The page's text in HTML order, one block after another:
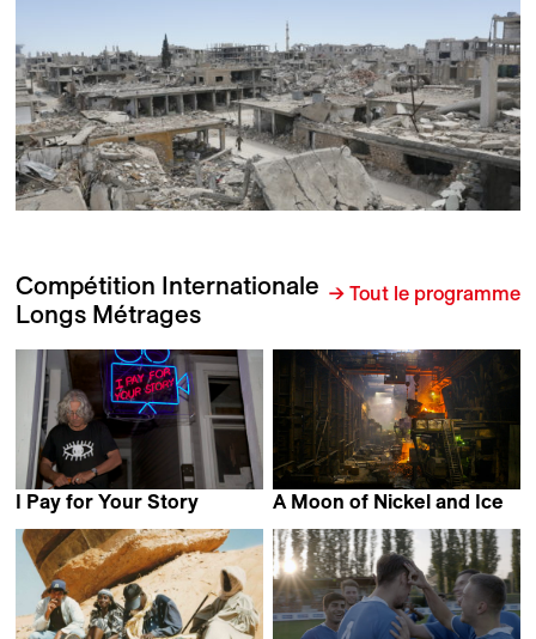
Compétition Internationale
Longs Métrages
→ Tout le programme
I Pay for Your Story
A Moon of Nickel and Ice